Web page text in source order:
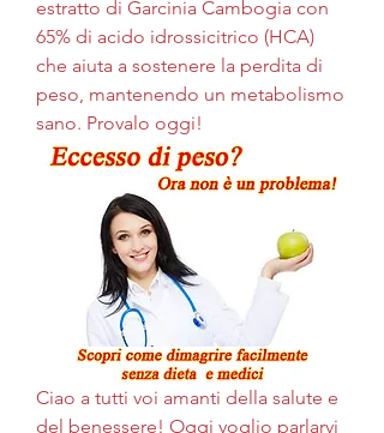
estratto di Garcinia Cambogia con
65% di acido idrossicitrico (HCA)
che aiuta a sostenere la perdita di
peso, mantenendo un metabolismo
sano. Provalo oggi!
Ciao a tutti voi amanti della salute e
del benessere! Oggi voglio parlarvi